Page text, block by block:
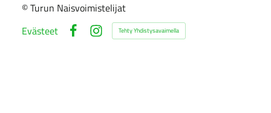
©Turun Naisvoimistelijat
Evästeet
FacebookInstagram
Tehty Yhdistysavaimella